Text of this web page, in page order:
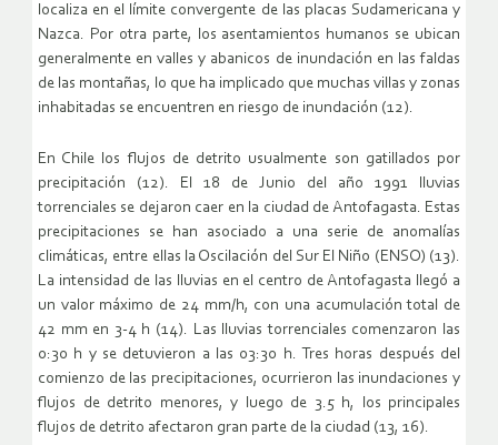
localiza en el límite convergente de las placas Sudamericana y
Nazca. Por otra parte, los asentamientos humanos se ubican
generalmente en valles y abanicos de inundación en las faldas
de las montañas, lo que ha implicado que muchas villas y zonas
inhabitadas se encuentren en riesgo de inundación (12).
En Chile los flujos de detrito usualmente son gatillados por
precipitación (12). El 18 de Junio del año 1991 lluvias
torrenciales se dejaron caer en la ciudad de Antofagasta. Estas
precipitaciones se han asociado a una serie de anomalías
climáticas, entre ellas la Oscilación del Sur El Niño (ENSO) (13).
La intensidad de las lluvias en el centro de Antofagasta llegó a
un valor máximo de 24 mm/h, con una acumulación total de
42 mm en 3-4 h (14). Las lluvias torrenciales comenzaron las
0:30 h y se detuvieron a las 03:30 h. Tres horas después del
comienzo de las precipitaciones, ocurrieron las inundaciones y
flujos de detrito menores, y luego de 3.5 h, los principales
flujos de detrito afectaron gran parte de la ciudad (13, 16).